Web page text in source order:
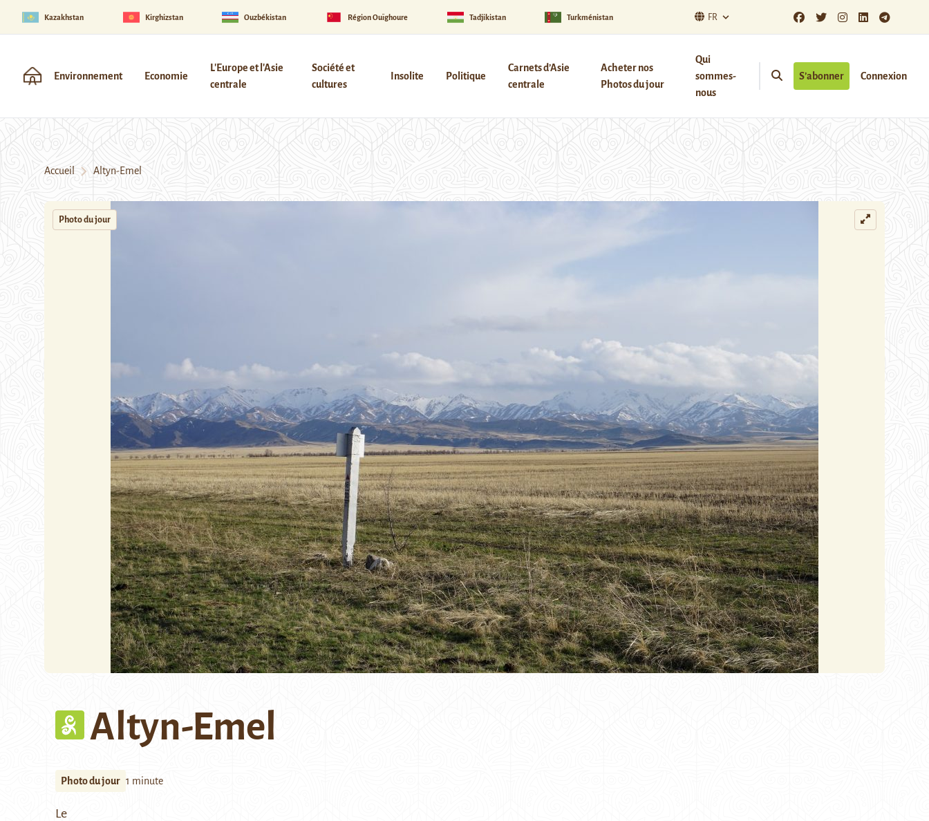
Kazakhstan Kirghizstan Ouzbékistan Région Ouïghoure Tadjikistan Turkménistan FR
Environnement Economie
L'Europe et l'Asie
centrale
Société et
cultures
Insolite Politique
Carnets d’Asie
centrale
Acheter nos
Photos du jour
Qui
sommes-
nous
S’abonner Connexion
Accueil Altyn-Emel
Photo du jour
Altyn-Emel
Photo du jour 1 minute
Le